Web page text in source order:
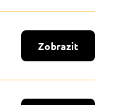
Zobrazit